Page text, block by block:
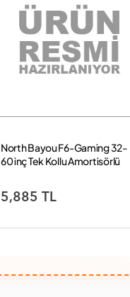
North Bayou F6-Gaming 32-
60 inç Tek Kollu Amortisörlü
5,885 TL